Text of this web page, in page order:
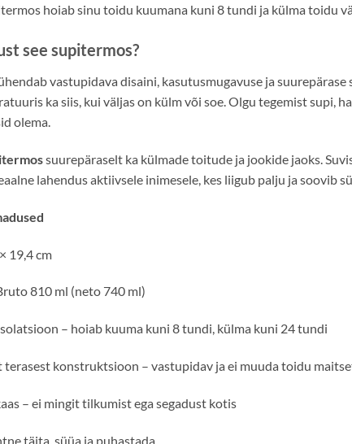
hoiab sinu toidu kuumana kuni 8 tundi ja külma toidu
see supitermos?
vastupidava disaini, kasutusmugavuse ja
ka siis, kui väljas on külm või soe. Olgu tegemist supi,
olema.
suurepäraselt ka külmade toitude ja jookide jaoks.
lahendus aktiivsele inimesele, kes liigub palju ja soovib
19,4 cm
810 ml (neto 740 ml)
– hoiab kuuma kuni 8 tundi, külma kuni 24 tundi
terasest konstruktsioon – vastupidav ja ei muuda toidu
– ei mingit tilkumist ega segadust kotis
täita, süüa ja puhastada